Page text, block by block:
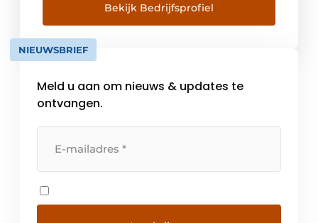
hoogwaardig en betrouwbaar moet blijken
te zijn. De geschiedenis en continuïteit van
een merk worden steeds […]
Bekijk Bedrijfsprofiel
NIEUWSBRIEF
Meld u aan om nieuws & updates te
ontvangen.